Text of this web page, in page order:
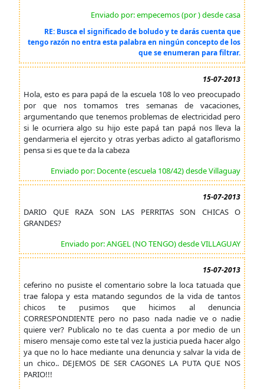
Enviado por: empecemos (por ) desde casa
RE: Busca el significado de boludo y te darás cuenta que
tengo razón no entra esta palabra en ningún concepto de los
que se enumeran para filtrar.
15-07-2013
Hola, esto es para papá de la escuela 108 lo veo preocupado
por que nos tomamos tres semanas de vacaciones,
argumentando que tenemos problemas de electricidad pero
si le ocurriera algo su hijo este papá tan papá nos lleva la
gendarmeria el ejercito y otras yerbas adicto al gataflorismo
pensa si es que te da la cabeza
Enviado por: Docente (escuela 108/42) desde Villaguay
15-07-2013
DARIO QUE RAZA SON LAS PERRITAS SON CHICAS O
GRANDES?
Enviado por: ANGEL (NO TENGO) desde VILLAGUAY
15-07-2013
ceferino no pusiste el comentario sobre la loca tatuada que
trae falopa y esta matando segundos de la vida de tantos
chicos te pusimos que hicimos al denuncia
CORRESPONDIENTE pero no paso nada nadie ve o nadie
quiere ver? Publicalo no te das cuenta a por medio de un
misero mensaje como este tal vez la justicia pueda hacer algo
ya que no lo hace mediante una denuncia y salvar la vida de
un chico.. DEJEMOS DE SER CAGONES LA PUTA QUE NOS
PARIO!!!